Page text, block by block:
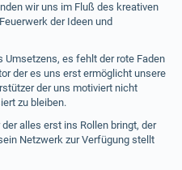
wir uns im Fluß des kreativen
der Ideen und
es fehlt der rote Faden
der es uns erst ermöglicht unsere
der uns motiviert nicht
zu bleiben.
alles erst ins Rollen bringt, der
Netzwerk zur Verfügung stellt